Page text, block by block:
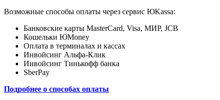
Возможные способы оплаты через сервис ЮKassa:
Банковские карты MasterCard, Visa, МИР, JCB
Кошельки ЮMoney
Оплата в терминалах и кассах
Инвойсинг Альфа-Клик
Инвойсинг Тинькофф банка
SberPay
Подробнее о способах оплаты